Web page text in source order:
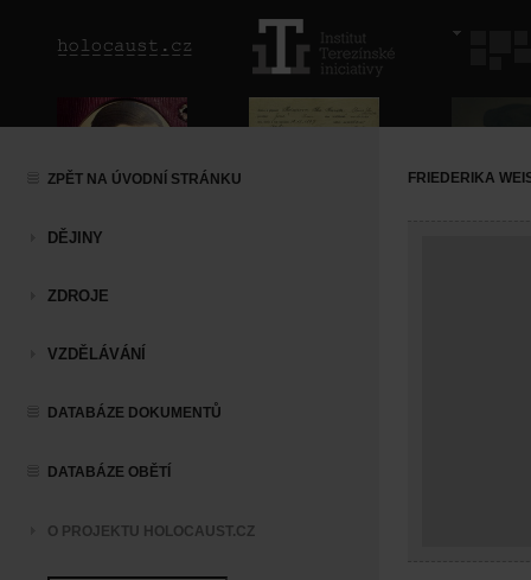
ZPĚT NA ÚVODNÍ STRÁNKU
DĚJINY
ZDROJE
VZDĚLÁVÁNÍ
DATABÁZE DOKUMENTŮ
DATABÁZE OBĚTÍ
O PROJEKTU HOLOCAUST.CZ
FRIEDERIKA